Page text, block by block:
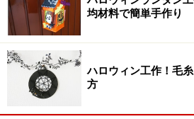
【手順3】
均材料で簡単手作り
ハロウィン工作！毛
方